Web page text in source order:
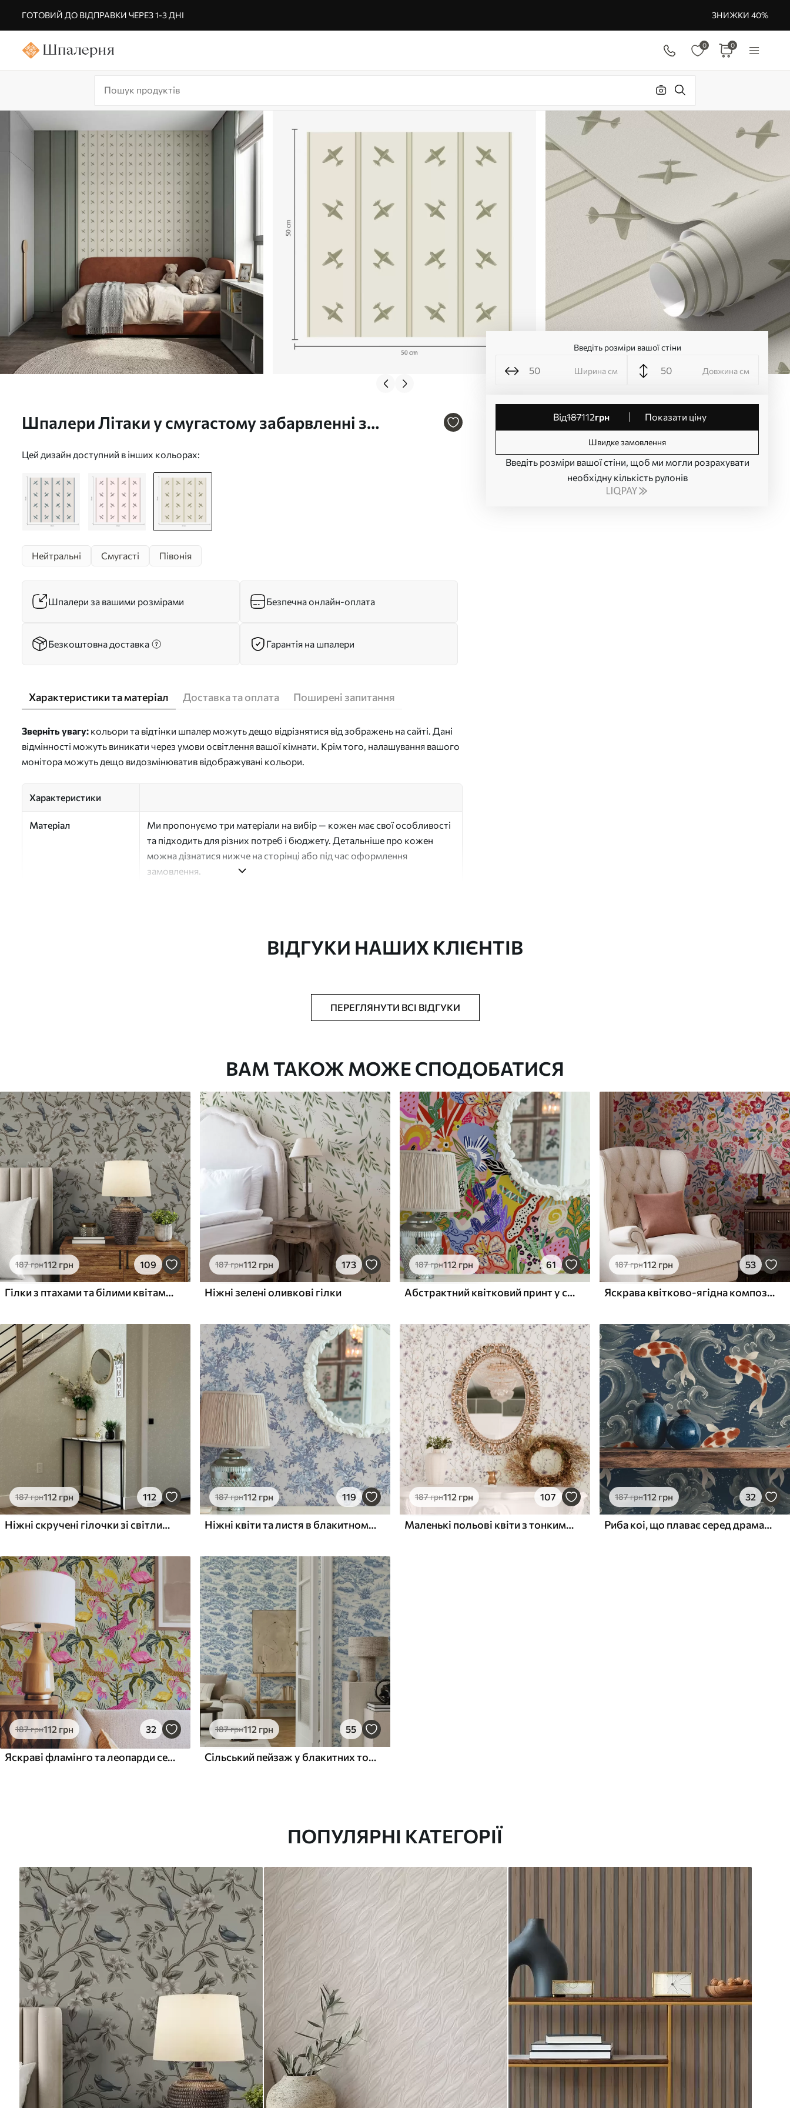
ГОТОВИЙ ДО ВІДПРАВКИ ЧЕРЕЗ 1-3 ДНІ ЗНИЖКИ 40%
0 0
Шпалери Літаки у смугастому забарвленні з
Цей дизайн доступний в інших кольорах:
Введіть розміри вашої стіни
Ширина см Довжина см
від187112грн Показати ціну
Швидке замовлення
Введіть розміри вашої стіни, щоб ми могли розрахувати
необхідну кількість рулонів
Нейтральні Смугасті Півонія
Шпалери за вашими розмірами Безпечна онлайн-оплата
Безкоштовна доставка Гарантія на шпалери
Характеристики та матеріал Доставка та оплата Поширені запитання
Зверніть увагу: кольори та відтінки шпалер можуть дещо відрізнятися від зображень на сайті. Дані
відмінності можуть виникати через умови освітлення вашої кімнати. Крім того, налашування вашого
монітора можуть дещо видозмінюватив відображувані кольори.
Характеристики
Матеріал
Ми пропонуємо три матеріали на вибір — кожен має свої особливості
та підходить для різних потреб і бюджету. Детальніше про кожен
можна дізнатися нижче на сторінці або під час оформлення
замовлення.
Можна додати покриття лаком та/або клей для шпалер
Наклеювання встик
Наші матеріали
Стандарт
748449грн/м²
Преміум
983590 /м²
Преміум Вініл
1133680 грн/м²
ВІДГУКИ НАШИХ КЛІЄНТІВ
ПЕРЕГЛЯНУТИ ВСІ ВІДГУКИ
ВАМ ТАКОЖ МОЖЕ СПОДОБАТИСЯ
187грн112 грн 109
Гілки з птахами та білими квітами на ніжному тлі
187грн112 грн 173
Ніжні зелені оливкові гілки
187грн112 грн 61
Абстрактний квітковий принт у стилі поп-арт
187грн112 грн 53
Яскрава квітково-ягідна композиція з папугами
187грн112 грн 112
Ніжні скручені гілочки зі світлим листям
187грн112 грн 119
Ніжні квіти та листя в блакитному та синьому кольорах на світлому фоні
187грн112 грн 107
Маленькі польові квіти з тонкими стеблами на світлому тлі
187грн112 грн 32
Риба коі, що плаває серед драматичних океанських хвиль
187грн112 грн 32
Яскраві фламінго та леопарди серед тропічних рослин
187грн112 грн 55
Сільський пейзаж у блакитних тонах з вівцями та деревами
ПОПУЛЯРНІ КАТЕГОРІЇ